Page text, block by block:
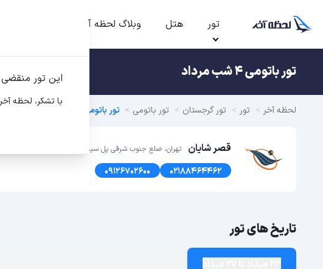
تور هتل وبلاگ لحظه آخر
تور باتومی 4 شب مرداد
لحظه آخر تور تور گرجستان تور باتومی تور باتومی تابستان 1405
قصر شایان تهران، ضلع جنوب شرقی پل سیدخندان، پلاک1366 طبقه اول
02188464462
09126702600
تاریخ های تور
این تور
با تشکر، لحظه آخر